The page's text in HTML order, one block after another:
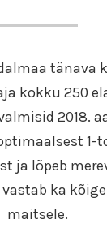
tänava
kokku 250
2018.
1-
ja lõpeb
vastab ka
maitsele.